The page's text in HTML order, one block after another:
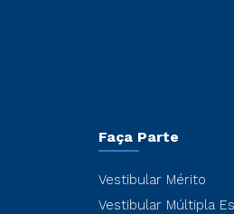
Faça Parte
Vestibular Mérito
Vestibular Múltipla